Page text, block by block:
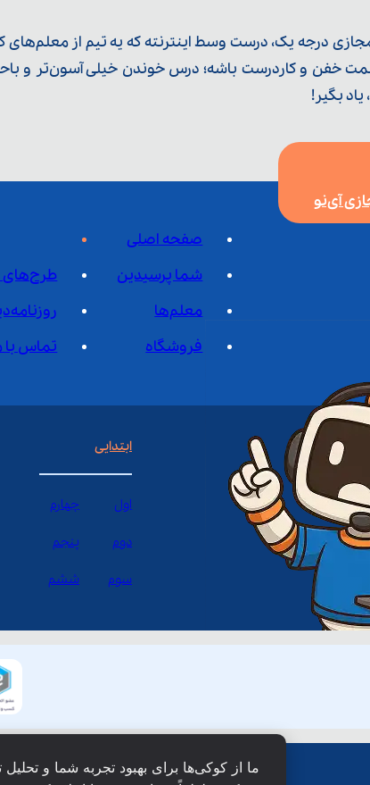
درجه یک، درست وسط اینترنته که یه تیم از معلم‌‌های
خفن و کاردرست باشه؛ درس خوندن خیلی آسون‌تر و
بگیر!
آی‌نو
صفحه اصلی
شما پرسیدین
طرح‌های
معلم‌ها
فروشگاه
تماس با
ابتدایی
اول چهارم
دوم پنجم
سوم ششم
ما از کوکی‌ها برای بهبود تجربه شما و